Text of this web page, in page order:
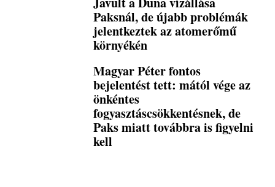
Paksnál, de újabb problémák
jelentkeztek az atomerőmű
környékén
Magyar Péter fontos
bejelentést tett: mától vége az
önkéntes
fogyasztáscsökkentésnek, de
Paks miatt továbbra is figyelni
kell